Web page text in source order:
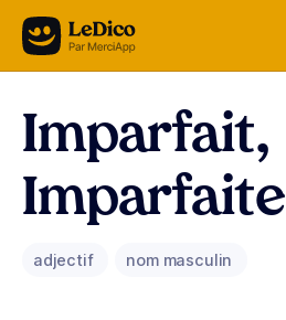
Aller au contenu
Imparfait,
Imparfaite
adjectif nom masculin